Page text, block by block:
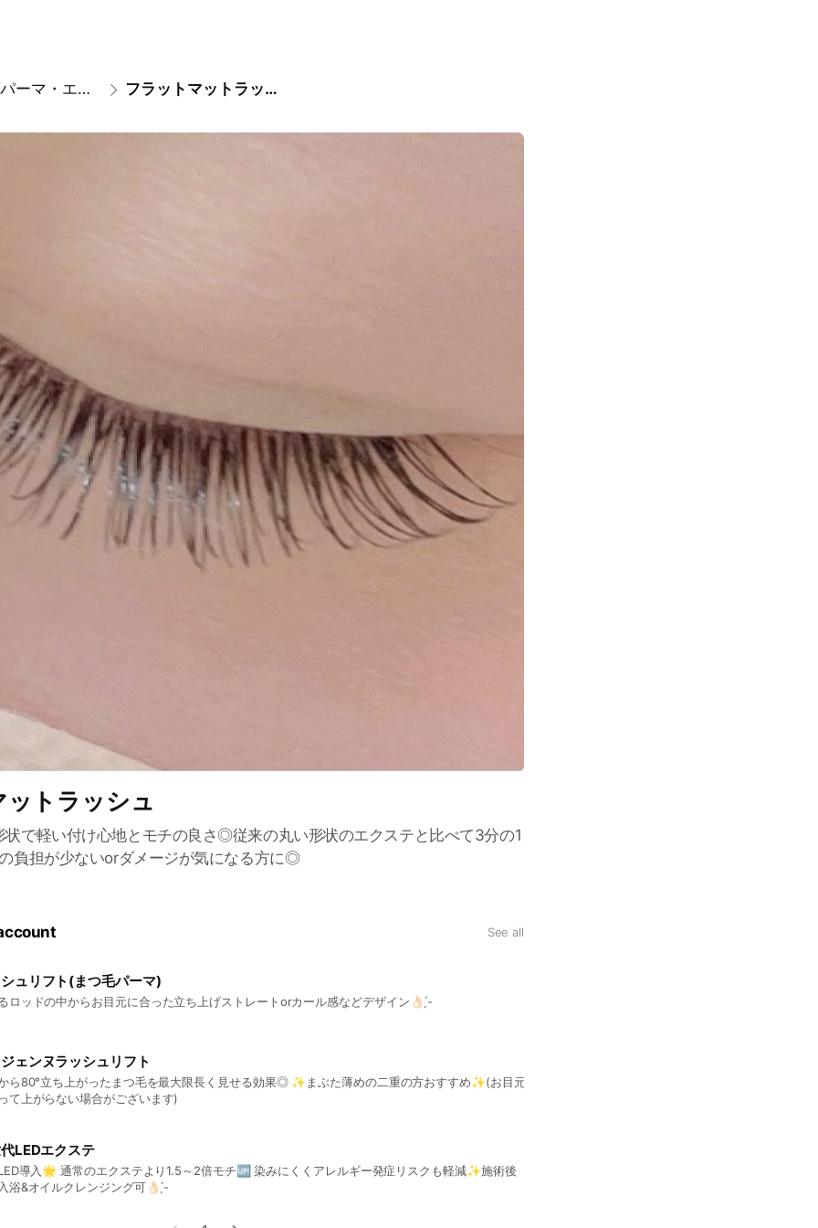
まつげパーマ・エクステ フラットマットラッシュ
トラッシュ
状で軽い付け心地とモチの良さ◎従来の丸い形状のエクステと比べて3分の1
負担が少ないorダメージが気になる方に◎
See all
ュリフト(まつ毛パーマ)
ロッドの中からお目元に合った立ち上げストレートorカール感などデザイン👌🏻 ̖́-‬
ェンヌラッシュリフト
ら80°立ち上がったまつ毛を最大限長く見せる効果◎ ✨️まぶた薄めの二重の方おすすめ✨️(お目元
て上がらない場合がございます)
LEDエクステ
導入🌟 通常のエクステより1.5～2倍モチ🆙 染みにくくアレルギー発症リスクも軽減✨️施術後
浴&オイルクレンジング可👌🏻 ̖́-‬